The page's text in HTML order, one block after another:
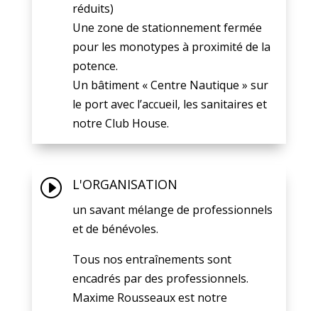
réduits)
Une zone de stationnement fermée
pour les monotypes à proximité de la
potence.
Un bâtiment « Centre Nautique » sur
le port avec l’accueil, les sanitaires et
notre Club House.
I L'ORGANISATION
un savant mélange de professionnels
et de bénévoles.
Tous nos entraînements sont
encadrés par des professionnels.
Maxime Rousseaux est notre